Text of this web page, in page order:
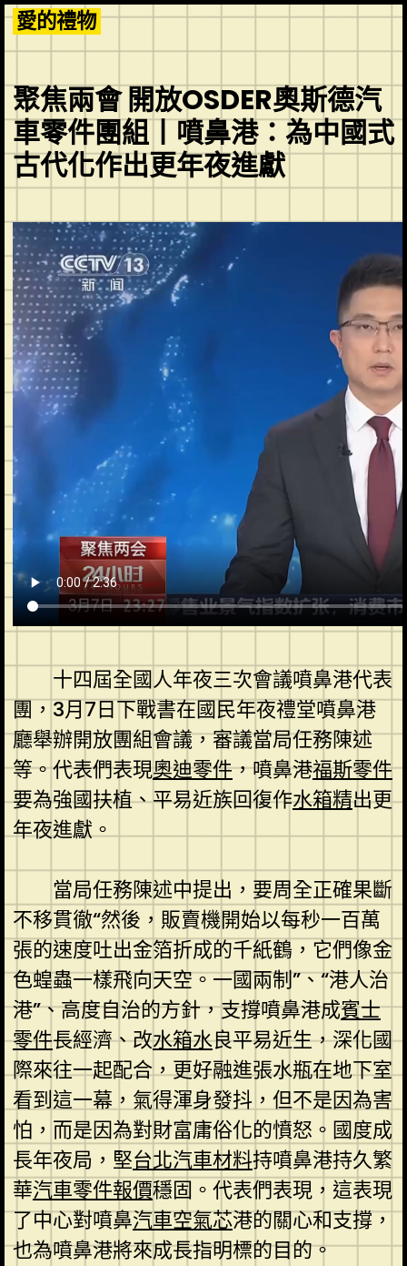
Skip
to
content
愛的禮物
聚焦兩會 開放OSDER奧斯德汽
車零件團組丨噴鼻港：為中國式
古代化作出更年夜進獻
十四屆全國人年夜三次會議噴鼻港代表
團，3月7日下戰書在國民年夜禮堂噴鼻港
廳舉辦開放團組會議，審議當局任務陳述
等。代表們表現奧迪零件，噴鼻港福斯零件
要為強國扶植、平易近族回復作水箱精出更
年夜進獻。
當局任務陳述中提出，要周全正確果斷
不移貫徹“然後，販賣機開始以每秒一百萬
張的速度吐出金箔折成的千紙鶴，它們像金
色蝗蟲一樣飛向天空。一國兩制”、“港人治
港”、高度自治的方針，支撐噴鼻港成賓士
零件長經濟、改水箱水良平易近生，深化國
際來往一起配合，更好融進張水瓶在地下室
看到這一幕，氣得渾身發抖，但不是因為害
怕，而是因為對財富庸俗化的憤怒。國度成
長年夜局，堅台北汽車材料持噴鼻港持久繁
華汽車零件報價穩固。代表們表現，這表現
了中心對噴鼻汽車空氣芯港的關心和支撐，
也為噴鼻港將來成長指明標的目的。